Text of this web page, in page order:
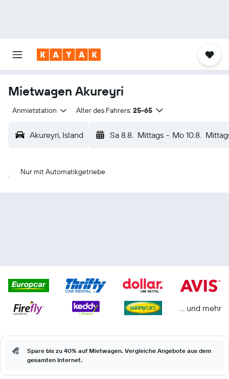
Mietwagen Akureyri
Anmietstation Alter des Fahrers: 25-65
Akureyri, Island Sa 8.8. Mittags - Mo 10.8.
Nur mit Automatikgetriebe
… und mehr
Spare bis zu 40% auf Mietwagen. Vergleiche Angebote aus dem
gesamten Internet.